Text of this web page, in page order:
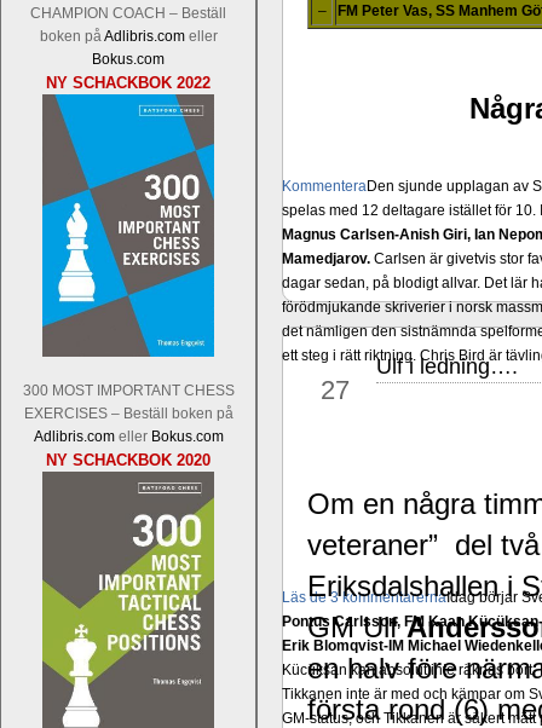
CHAMPION COACH – Beställ
boken påAdlibris.comeller
Bokus.com
NY SCHACKBOK 2022
300 MOST IMPORTANT CHESS
EXERCISES – Beställ boken på
Adlibris.comeller Bokus.com
NY SCHACKBOK 2020
KommenteraDen sjunde upplagan av
spelas med 12 deltagare istället för
Magnus Carlsen-Anish Giri, Ian
Mamedjarov. Carlsen är givetvis stor
dagar sedan, på blodigt allvar. Det lär
förödmjukande skriverier i norsk
det nämligen den sistnämnda
ett steg i rätt riktning. Chris Bird är
Läs de 3 kommentarernaIdag börjar
Pontus Carlsson, FM Kaan
Erik Blomqvist-IM Michael
Kücüksan kan absolut inte räknas
Tikkanen inte är med och kämpar om
GM-status, och Tikkanen är säkert
–
FM Peter Vas, SS Manhem
jun
27
Ulf i ledning….
Om en några
veteraner” del
Eriksdalshallen i
GM Ulf
en halv före
första rond (6)